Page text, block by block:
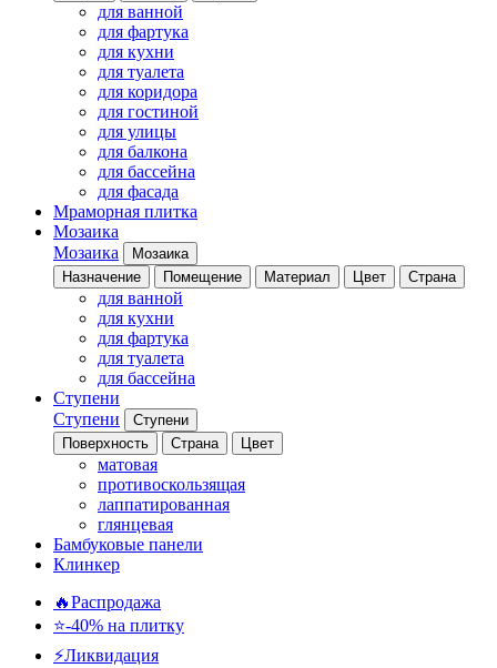
для ванной
для фартука
для кухни
для туалета
для коридора
для гостиной
для улицы
для балкона
для бассейна
для фасада
Мраморная плитка
Мозаика
Мозаика
Мозаика
Назначение
Помещение Материал Цвет Страна
для ванной
для кухни
для фартука
для туалета
для бассейна
Ступени
Ступени
Ступени
Поверхность
Страна Цвет
матовая
противоскользящая
лаппатированная
глянцевая
Бамбуковые панели
Клинкер
🔥Распродажа
⭐-40% на плитку
⚡️Ликвидация